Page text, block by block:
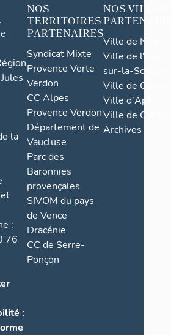
la
:
76
:
NOS
TERRITOIRES
PARTENAIRES
Syndicat Mixte
Provence Verte
Verdon
CC Alpes
Provence Verdon
Département de
Vaucluse
Parc des
Baronnies
provençales
SIVOM du pays
de Vence
Dracénie
CC de Serre-
Ponçon
NOS VILLES
Ville de Nice
Ville de l'Isle-
sur-la-Sorgue
Ville de Grasse
Ville d'Apt
Ville de
Archives